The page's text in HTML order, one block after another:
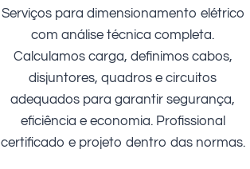
Serviços para dimensionamento elétrico
com análise técnica completa.
Calculamos carga, definimos cabos,
disjuntores, quadros e circuitos
adequados para garantir segurança,
eficiência e economia. Profissional
certificado e projeto dentro das normas.